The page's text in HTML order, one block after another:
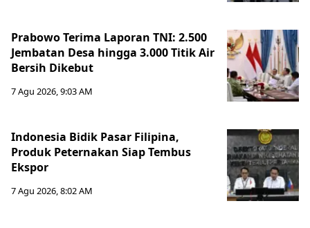
Prabowo Terima Laporan TNI: 2.500
Jembatan Desa hingga 3.000 Titik Air
Bersih Dikebut
7 Agu 2026, 9:03 AM
Indonesia Bidik Pasar Filipina,
Produk Peternakan Siap Tembus
Ekspor
7 Agu 2026, 8:02 AM